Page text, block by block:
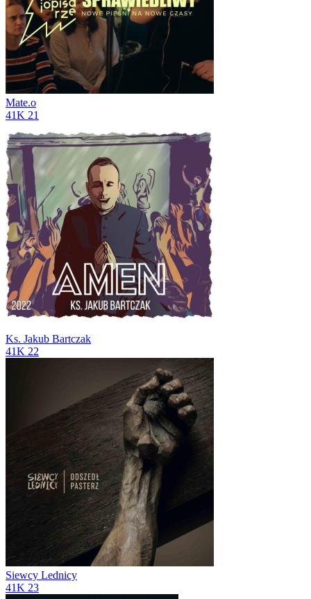
Mate.o
41K 21
Ks. Jakub Bartczak
41K 22
Siewcy Lednicy
41K 23